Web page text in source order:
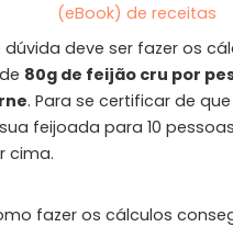
(eBook) de receitas
dúvida deve ser fazer os
80g de feijão cru por
. Para se certificar de
feijoada para 10
cima.
fazer os cálculos